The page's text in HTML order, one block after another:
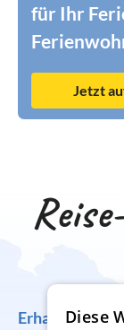
für Ihr
Jetzt
Erhalten Sie
Diese